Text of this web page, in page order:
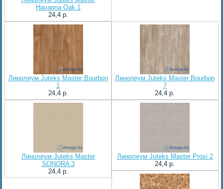
Havanna Oak 1
24,4 p.
Линолеум Juteks Master Bourbon
1
24,4 p.
Линолеум Juteks Master Bourbon
7
24,4 p.
Линолеум Juteks Master
SONORA 3
24,4 p.
Линолеум Juteks Master Proxi 2
24,4 p.